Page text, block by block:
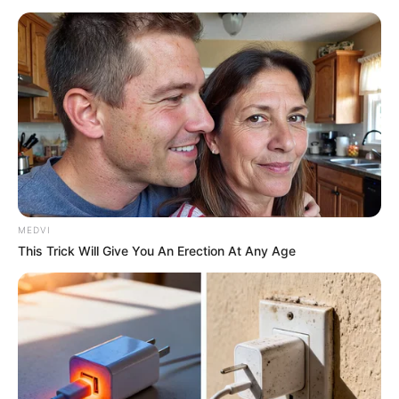
Columbus Adults Are Fixing High Blood Sugar
Spikes At Home (Recipe)
GLYCOGEN SUPPORT
MEDVI
This Trick Will Give You An Erection At Any Age